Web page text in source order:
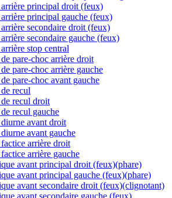
principal droit (feux)
principal gauche (feux)
secondaire droit (feux)
secondaire gauche (feux)
stop central
pare-choc arrière droit
pare-choc arrière gauche
pare-choc avant gauche
recul
recul droit
recul gauche
avant droit
avant gauche
arrière droit
arrière gauche
avant principal droit (feux)(phare)
avant principal gauche (feux)(phare)
avant secondaire droit (feux)(clignotant)
avant secondaire gauche (feux)